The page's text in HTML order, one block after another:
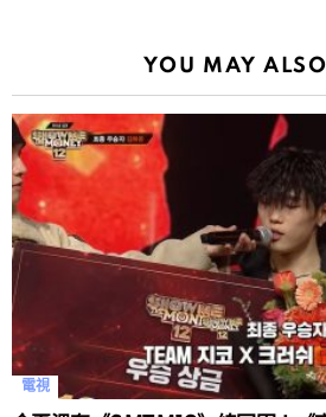
YOU MAY
電視